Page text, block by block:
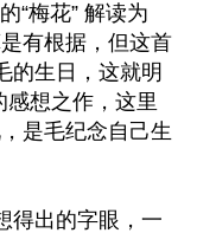
“梅花” 解读为
有根据，但这首
的生日，这就明
想之作，这里
是毛纪念自己生
得出的字眼，一